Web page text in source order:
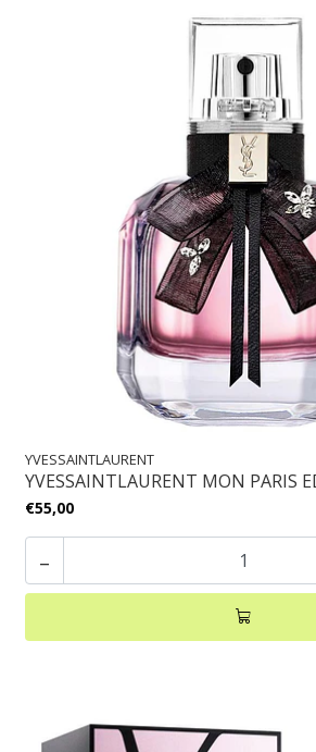
YVESSAINTLAURENT
YVESSAINTLAURENT MON PARIS
€55,00
-